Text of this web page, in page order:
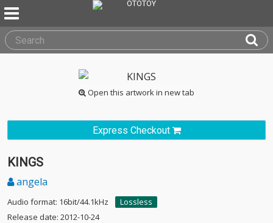
Open this artwork in new tab
Express Checkout
KINGS
angela
Audio format: 16bit/44.1kHz
Lossless
Release date: 2012-10-24